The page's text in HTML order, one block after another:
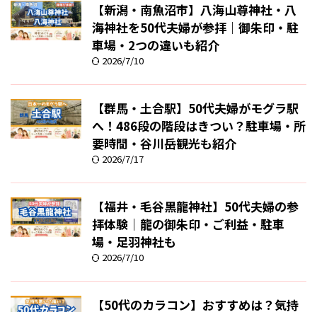
【新潟・南魚沼市】八海山尊神社・八
海神社を50代夫婦が参拝｜御朱印・駐
車場・2つの違いも紹介
2026/7/10
【群馬・土合駅】50代夫婦がモグラ駅
へ！486段の階段はきつい？駐車場・所
要時間・谷川岳観光も紹介
2026/7/17
【福井・毛谷黒龍神社】50代夫婦の参
拝体験｜龍の御朱印・ご利益・駐車
場・足羽神社も
2026/7/10
【50代のカラコン】おすすめは？気持